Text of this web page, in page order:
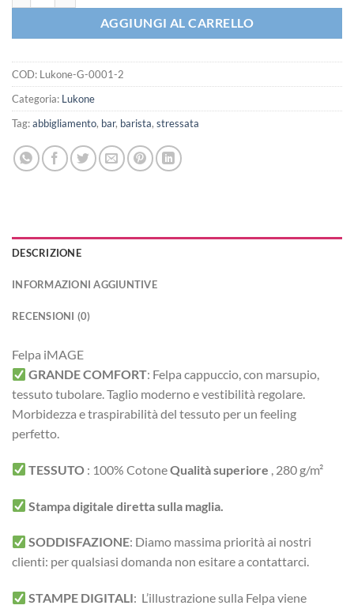
AGGIUNGI AL CARRELLO
COD: Lukone-G-0001-2
Categoria: Lukone
Tag:abbigliamento, bar, barista, stressata
DESCRIZIONE
INFORMAZIONI AGGIUNTIVE
RECENSIONI (0)
Felpa iMAGE
GRANDE COMFORT: Felpa cappuccio, con marsupio,
tessuto tubolare. Taglio moderno e vestibilità regolare.
Morbidezza e traspirabilità del tessuto per un feeling
perfetto.
TESSUTO : 100% CotoneQualità superiore , 280 g/m²
Stampa digitale diretta sulla maglia.
SODDISFAZIONE: Diamo massima priorità ai nostri
clienti: per qualsiasi domanda non esitare a contattarci.
STAMPE DIGITALI: L’illustrazione sulla Felpa viene